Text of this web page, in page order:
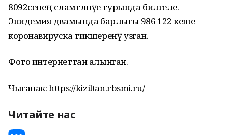
8092сенең сәламәтләнүе турында билгеле.
Эпидемия дәвамында барлыгы 986 122 кеше
коронавируска тикшеренү узган.
Фото интернеттан алынган.
Чыганак: https://kiziltan.rbsmi.ru/
Читайте нас